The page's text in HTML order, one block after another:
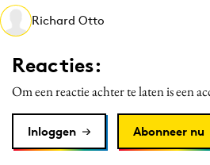
Martech
Media
Merkstrategie
Purpose Marketing
Reputatie & crisis
Richard Otto
Reacties:
Om een reactie achter te laten is een
Inloggen Abonneer nu